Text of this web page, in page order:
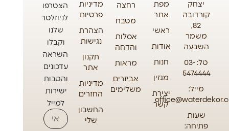
יצחק
קורדובה
82,
משמר
השבעה
טל: 03-
5474444
מייל:
שעות
פתיחה:
מפת
אתר
ראשי
אודות
חנות
מגזין
יצירת
קשר
רחצה
מטבח
אסלות
והדחה
מראות
אביזרים
משלימים
מדיניות
פרטיות
הצהרת
נגישות
תקנון
אתר
מדיניות
החזרים
החשבון
שלי
הצטרפו
לניוזלטר
שלנו
וקבלו
השראה
עדכונים
והטבות
ישירות
למייל